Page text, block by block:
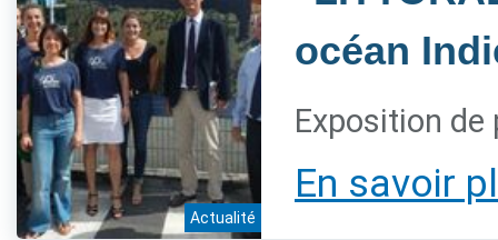
Actualité
océan
Exposition de
En savoir